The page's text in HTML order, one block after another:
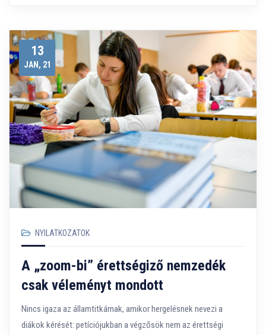
13
JAN, 21
NYILATKOZATOK
A „zoom-bi” érettségiző nemzedék
csak véleményt mondott
Nincs igaza az államtitkárnak, amikor hergelésnek nevezi a
diákok kérését: petíciójukban a végzősök nem az érettségi